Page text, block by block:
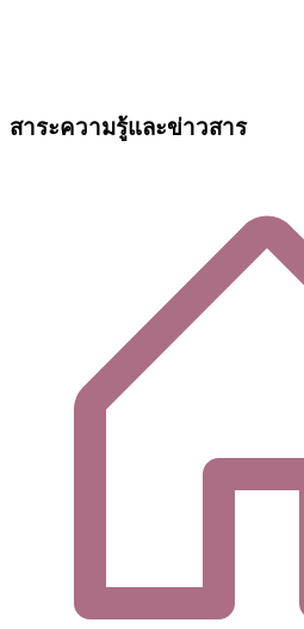
สาระความรู้และข่าวสาร